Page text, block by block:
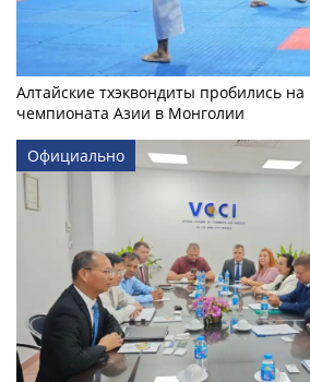
Алтайские тхэквондиты пробились на
чемпионата Азии в Монголии
Официально